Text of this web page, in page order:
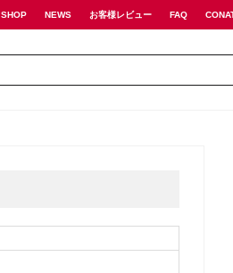
SHOP NEWS お客様レビュー FAQ